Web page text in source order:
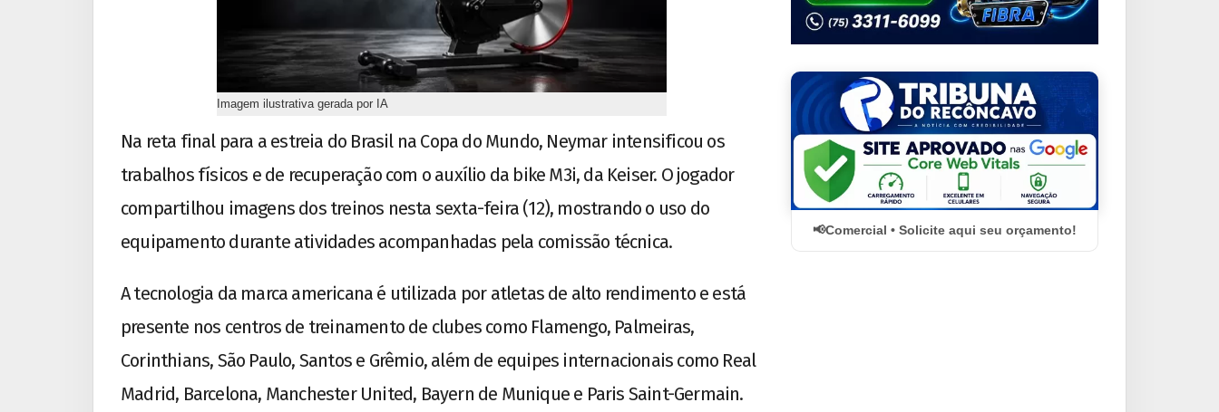
Imagem ilustrativa gerada por IA
Na reta final para a estreia do Brasil na Copa do Mundo, Neymar intensificou os
trabalhos físicos e de recuperação com o auxílio da bike M3i, da Keiser. O jogador
compartilhou imagens dos treinos nesta sexta-feira (12), mostrando o uso do
equipamento durante atividades acompanhadas pela comissão técnica.
A tecnologia da marca americana é utilizada por atletas de alto rendimento e está
presente nos centros de treinamento de clubes como Flamengo, Palmeiras,
Corinthians, São Paulo, Santos e Grêmio, além de equipes internacionais como Real
Madrid, Barcelona, Manchester United, Bayern de Munique e Paris Saint-Germain.
Comercial • Solicite aqui seu orçamento!